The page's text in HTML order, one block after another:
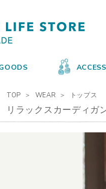
TOP WEAR トップス
リラックスカーディガ